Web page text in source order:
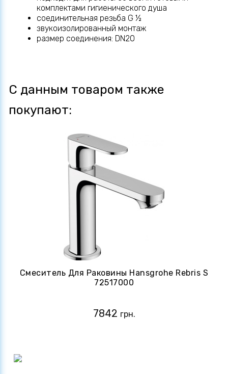
комплектами гигиенического душа
соединительная резьба G ½
звукоизолированный монтаж
размер соединения: DN20
С данным товаром также
покупают:
Смеситель Для Раковины Hansgrohe Rebris S
72517000
7842 грн.